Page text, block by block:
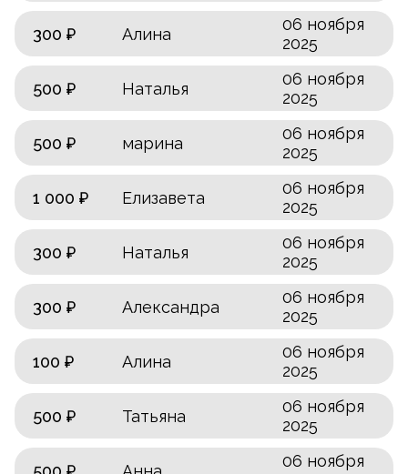
300 ₽ Алина
06 ноября
2025
500 ₽ Наталья
06 ноября
2025
500 ₽ марина
06 ноября
2025
1 000 ₽ Елизавета
06 ноября
2025
300 ₽ Наталья
06 ноября
2025
300 ₽ Александра
06 ноября
2025
100 ₽ Алина
06 ноября
2025
500 ₽ Татьяна
06 ноября
2025
06 ноября